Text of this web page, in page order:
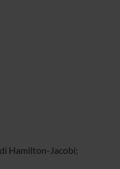
Hamilton-Jacobi;